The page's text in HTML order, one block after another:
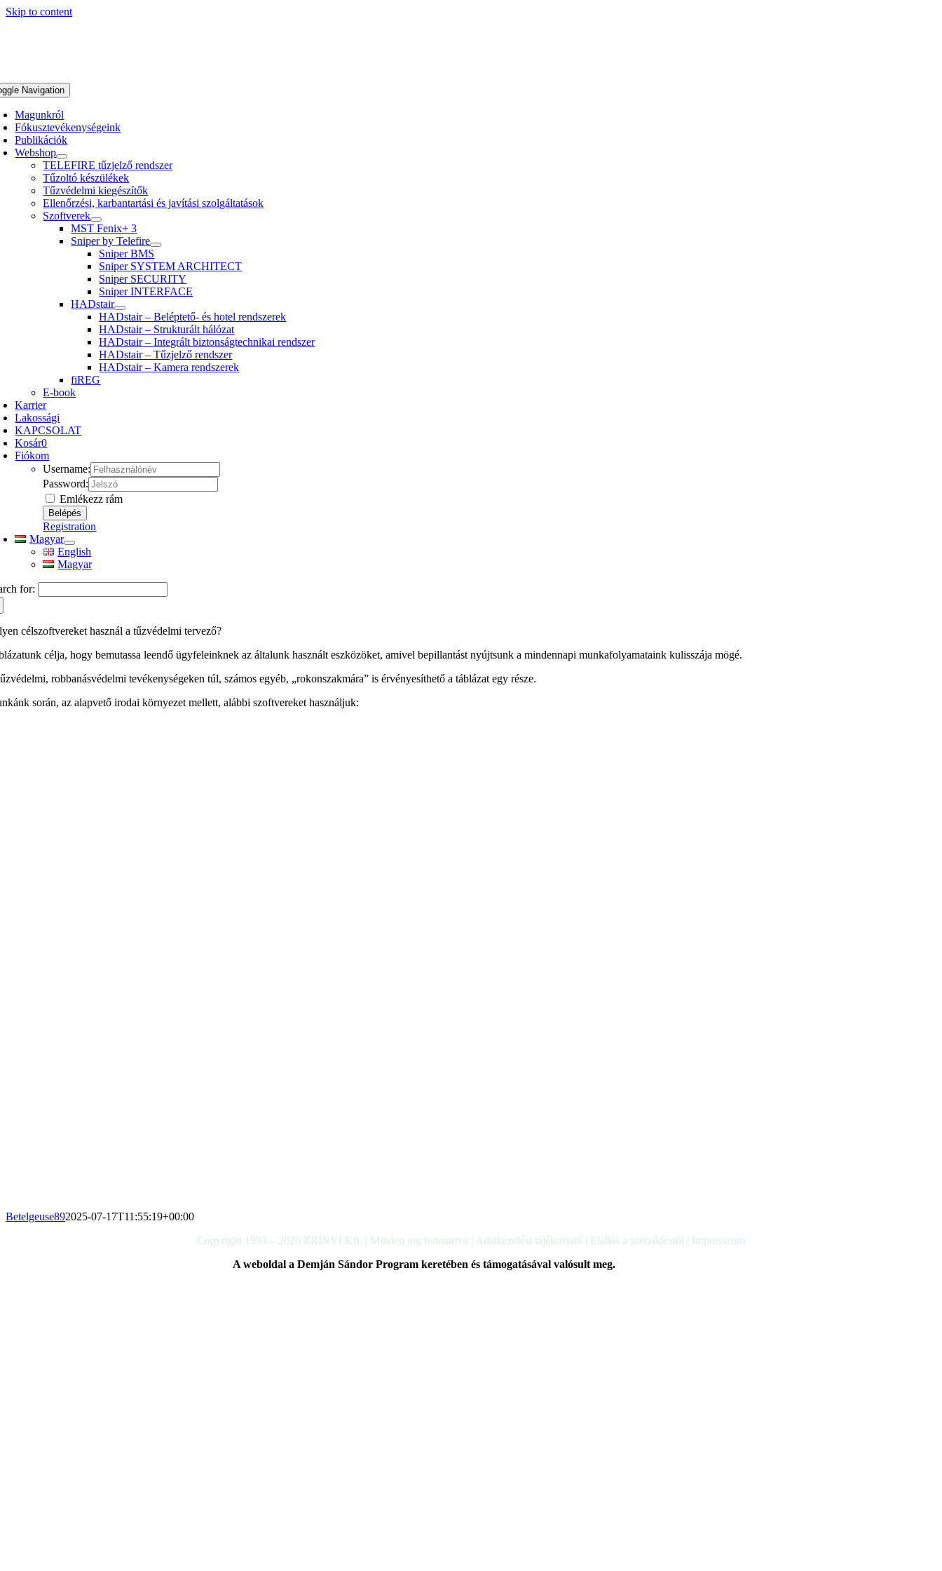
Skip to content
Navigation
Magunkról
Fókusztevékenységeink
Publikációk
Webshop
TELEFIRE tűzjelző rendszer
Tűzoltó készülékek
Tűzvédelmi kiegészítők
Ellenőrzési, karbantartási és javítási szolgáltatások
Szoftverek
MST Fenix+ 3
Sniper by Telefire
Sniper BMS
Sniper SYSTEM ARCHITECT
Sniper SECURITY
Sniper INTERFACE
HADstair
HADstair – Beléptető- és hotel rendszerek
HADstair – Strukturált hálózat
HADstair – Integrált biztonságtechnikai rendszer
HADstair – Tűzjelző rendszer
HADstair – Kamera rendszerek
fiREG
E-book
Karrier
Lakossági
KAPCSOLAT
Kosár0
Fiókom
Username:
Password:
Emlékezz rám
Registration
Magyar
English
Magyar
for:
célszoftvereket használ a tűzvédelmi tervező?
célja, hogy bemutassa leendő ügyfeleinknek az általunk használt eszközöket, amivel bepillantást nyújtsunk a mindennapi munkafolyamataink kulisszája mögé.
robbanásvédelmi tevékenységeken túl, számos egyéb, „rokonszakmára” is érvényesíthető a táblázat egy része.
során, az alapvető irodai környezet mellett, alábbi szoftvereket használjuk:
Betelgeuse892025-07-17T11:55:19+00:00
Copyright 1993 – 2026 ZRÍNYI Kft. | Minden jog fenntartva | Adatkezelési tájékoztató | Elállás a szerződéstől | Impresszum
A weboldal a Demján Sándor Program keretében és támogatásával valósult meg.